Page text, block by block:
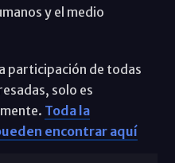
y el medio
participación de todas
solo es
Toda la
encontrar aquí